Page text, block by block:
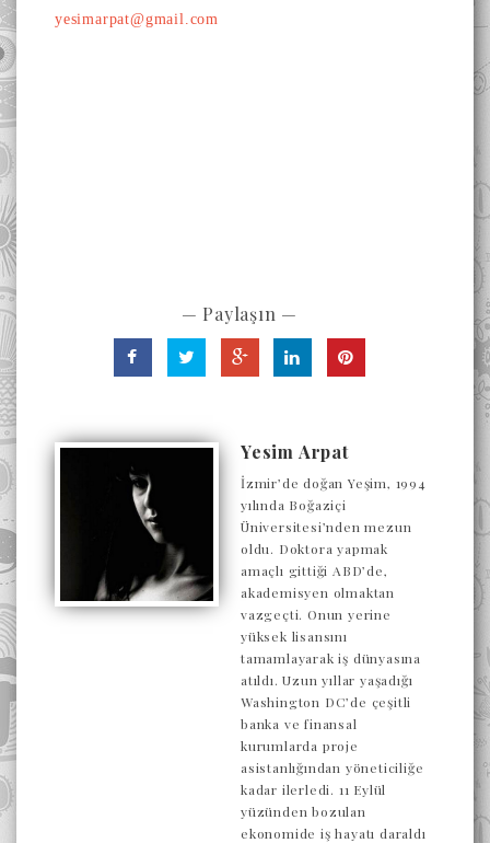
yesimarpat@gmail.com
— Paylaşın —
Yesim Arpat
İzmir’de doğan Yeşim, 1994
yılında Boğaziçi
Üniversitesi’nden mezun
oldu. Doktora yapmak
amaçlı gittiği ABD’de,
akademisyen olmaktan
vazgeçti. Onun yerine
yüksek lisansını
tamamlayarak iş dünyasına
atıldı. Uzun yıllar yaşadığı
Washington DC’de çeşitli
banka ve finansal
kurumlarda proje
asistanlığından yöneticiliğe
kadar ilerledi. 11 Eylül
yüzünden bozulan
ekonomide iş hayatı daraldı